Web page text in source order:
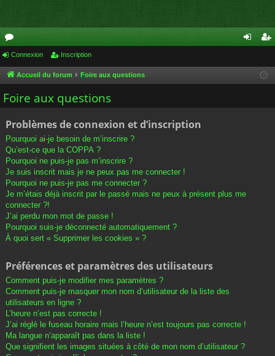
or
u
m
cri
Connexion Inscription
Accueil du forum Foire aux questions
Foire aux questions
Problèmes de connexion et d’inscription
Pourquoi ai-je besoin de m’inscrire ?
Qu’est-ce que la COPPA ?
Pourquoi ne puis-je pas m’inscrire ?
Je suis inscrit mais je ne peux pas me connecter !
Pourquoi ne puis-je pas me connecter ?
Je m’étais déjà inscrit par le passé mais ne peux à présent plus me
connecter ?!
J’ai perdu mon mot de passe !
Pourquoi suis-je déconnecté automatiquement ?
À quoi sert « Supprimer les cookies » ?
Préférences et paramètres des utilisateurs
Comment puis-je modifier mes paramètres ?
Comment puis-je masquer mon nom d’utilisateur de la liste des
utilisateurs en ligne ?
L’heure n’est pas correcte !
J’ai réglé le fuseau horaire mais l’heure n’est toujours pas correcte !
Ma langue n’apparaît pas dans la liste !
Que signifient les images situées à côté de mon nom d’utilisateur ?